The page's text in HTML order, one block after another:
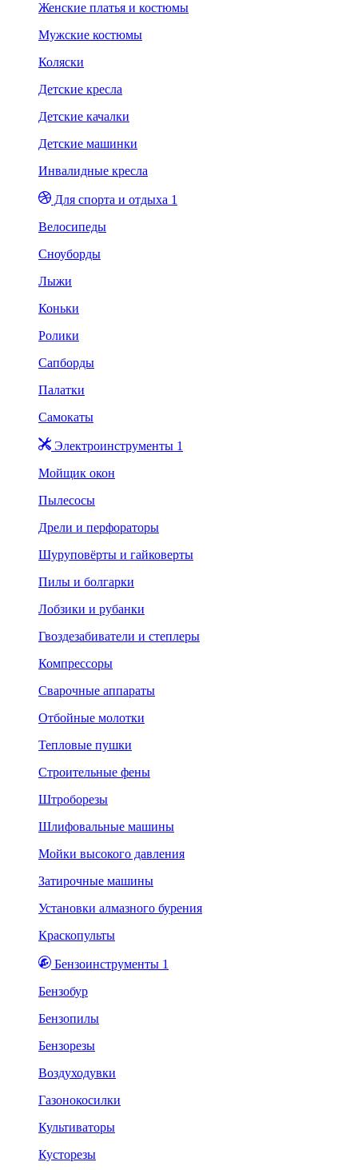
Женские платья и костюмы
Мужские костюмы
Коляски
Детские кресла
Детские качалки
Детские машинки
Инвалидные кресла
Для спорта и отдыха 1
Велосипеды
Сноуборды
Лыжи
Коньки
Ролики
Сапборды
Палатки
Самокаты
Электроинструменты 1
Мойщик окон
Пылесосы
Дрели и перфораторы
Шуруповёрты и гайковерты
Пилы и болгарки
Лобзики и рубанки
Гвоздезабиватели и степлеры
Компрессоры
Сварочные аппараты
Отбойные молотки
Тепловые пушки
Строительные фены
Штроборезы
Шлифовальные машины
Мойки высокого давления
Затирочные машины
Установки алмазного бурения
Краскопульты
Бензоинструменты 1
Бензобур
Бензопилы
Бензорезы
Воздуходувки
Газонокосилки
Культиваторы
Кусторезы